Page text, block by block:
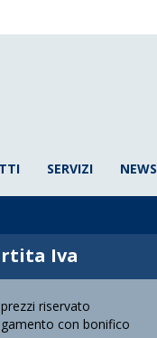
SERVIZI NEWS
Iva
riservato
con bonifico